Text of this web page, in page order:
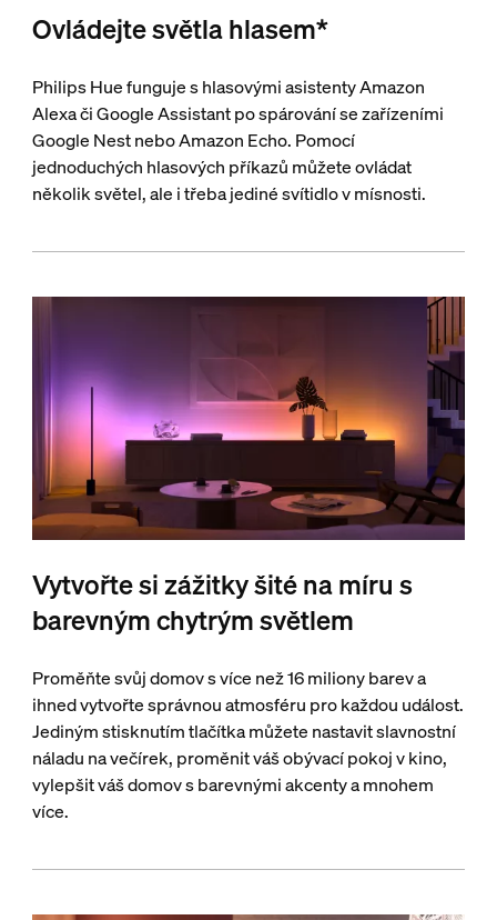
Ovládejte světla hlasem*
Philips Hue funguje s hlasovými asistenty Amazon
Alexa či Google Assistant po spárování se zařízeními
Google Nest nebo Amazon Echo. Pomocí
jednoduchých hlasových příkazů můžete ovládat
několik světel, ale i třeba jediné svítidlo v mísnosti.
Vytvořte si zážitky šité na míru s
barevným chytrým světlem
Proměňte svůj domov s více než 16 miliony barev a
ihned vytvořte správnou atmosféru pro každou událost.
Jediným stisknutím tlačítka můžete nastavit slavnostní
náladu na večírek, proměnit váš obývací pokoj v kino,
vylepšit váš domov s barevnými akcenty a mnohem
více.